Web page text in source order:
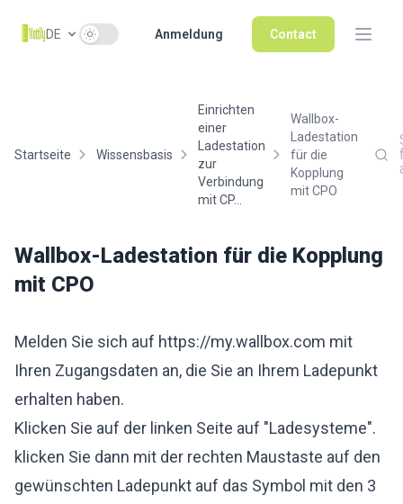
DE Use setting Anmeldung Contact
Startseite Wissensbasis
Einrichten
einer
Ladestation
zur
Verbindung
mit CP...
Wallbox-
Ladestation
für die
Kopplung
mit CPO
Wallbox-Ladestation für die Kopplung
mit CPO
Melden Sie sich auf https://my.wallbox.com mit
Ihren Zugangsdaten an, die Sie an Ihrem Ladepunkt
erhalten haben.
Klicken Sie auf der linken Seite auf "Ladesysteme".
klicken Sie dann mit der rechten Maustaste auf den
gewünschten Ladepunkt auf das Symbol mit den 3